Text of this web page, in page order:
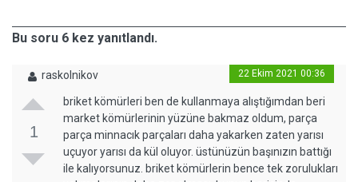
Bu soru 6 kez yanıtlandı.
raskolnikov 22 Ekim 2021 00:36
1
briket kömürleri ben de kullanmaya alıştığımdan beri
market kömürlerinin yüzüne bakmaz oldum, parça
parça minnacık parçaları daha yakarken zaten yarısı
uçuyor yarısı da kül oluyor. üstünüzün başınızın battığı
ile kalıyorsunuz. briket kömürlerin bence tek zorulukları